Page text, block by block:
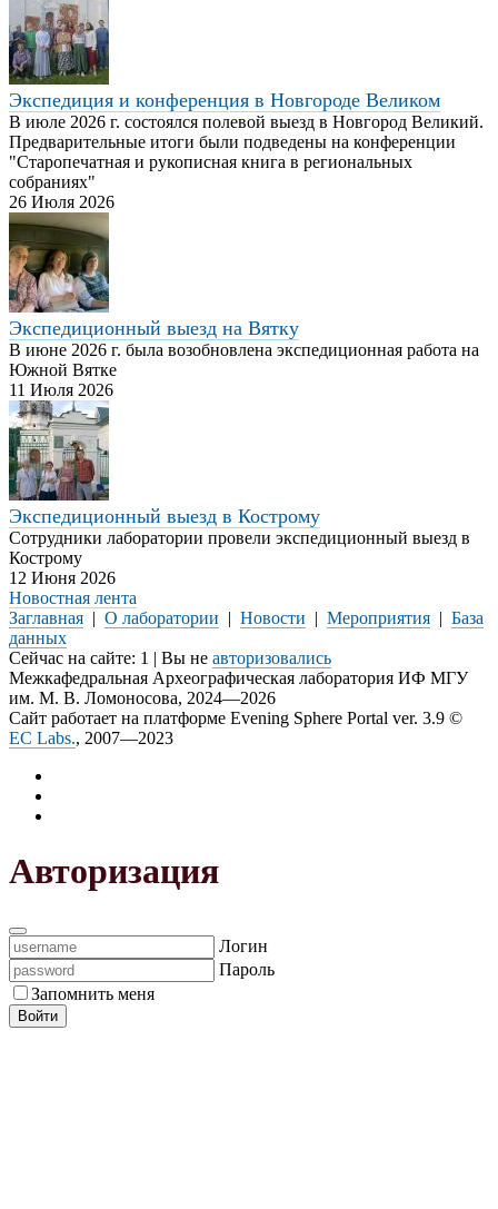
Экспедиция и конференция в Новгороде Великом
В июле 2026 г. состоялся полевой выезд в Новгород Великий.
Предварительные итоги были подведены на конференции
"Старопечатная и рукописная книга в региональных
собраниях"
26 Июля 2026
Экспедиционный выезд на Вятку
В июне 2026 г. была возобновлена экспедиционная работа на
Южной Вятке
11 Июля 2026
Экспедиционный выезд в Кострому
Сотрудники лаборатории провели экспедиционный выезд в
Кострому
12 Июня 2026
Новостная лента
Заглавная | О лаборатории | Новости | Мероприятия | База
данных
Сейчас на сайте: 1 | Вы не авторизовались
Межкафедральная Археографическая лаборатория ИФ МГУ
им. М. В. Ломоносова, 2024—2026
Сайт работает на платформе Evening Sphere Portal ver. 3.9 ©
EC Labs., 2007—2023
Авторизация
Логин
Пароль
Запомнить меня
Войти